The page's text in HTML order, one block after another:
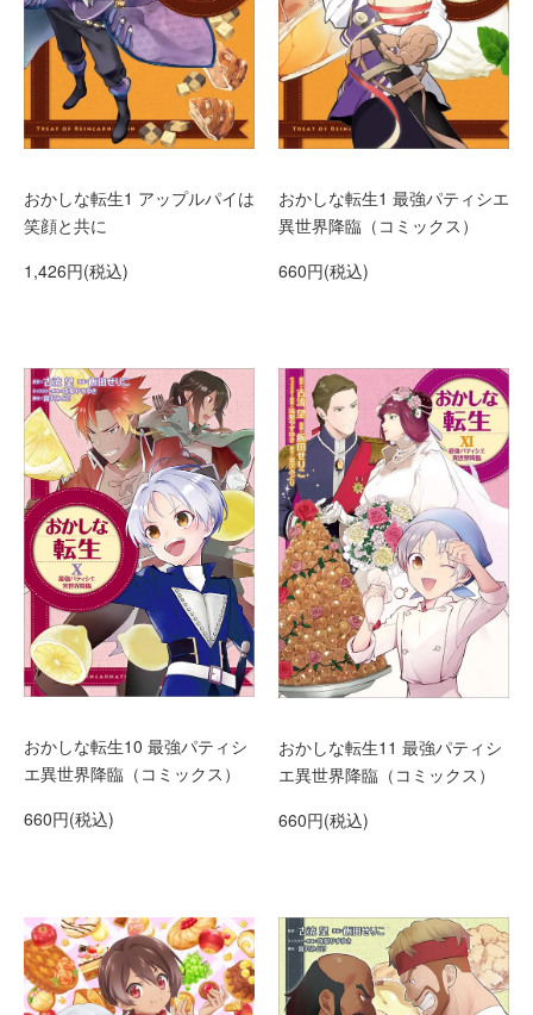
おかしな転生1 アップルパイは
笑顔と共に
1,426円(税込)
おかしな転生1 最強パティシエ
異世界降臨（コミックス）
660円(税込)
おかしな転生10 最強パティシ
エ異世界降臨（コミックス）
660円(税込)
おかしな転生11 最強パティシ
エ異世界降臨（コミックス）
660円(税込)